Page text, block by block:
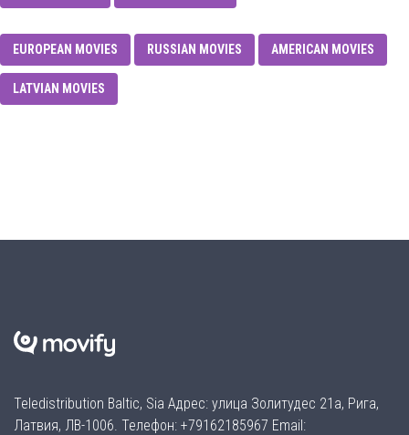
EUROPEAN MOVIES RUSSIAN MOVIES AMERICAN MOVIES
LATVIAN MOVIES
Teledistribution Baltic, Sia Адрес: улица Золитудес 21а, Рига,
Латвия, ЛВ-1006. Телефон: +79162185967 Email: